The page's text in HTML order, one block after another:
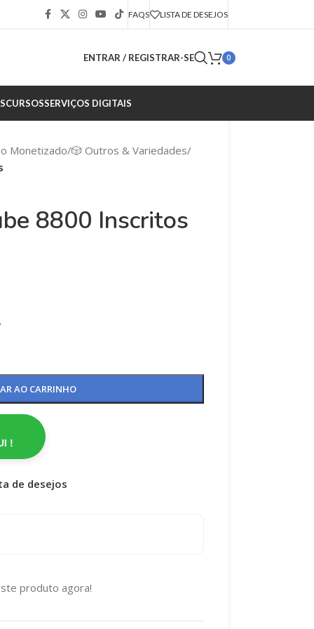
FAQS LISTA DE DESEJOS
ENTRAR / REGISTRAR-SE 0
CURSOSSERVIÇOS DIGITAIS
Monetizado/🎲 Outros & Variedades/
8800 Inscritos
AO CARRINHO
!
de desejos
produto agora!